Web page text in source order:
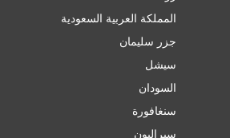
المملكة العربية السعودية
جزر سليمان
سيشل
السودان
سنغافورة
سيراليون